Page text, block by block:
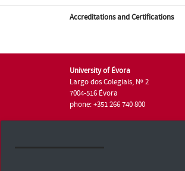
Accreditations and Certifications
University of Évora
Largo dos Colegiais, Nº 2
7004-516 Évora
phone: +351 266 740 800